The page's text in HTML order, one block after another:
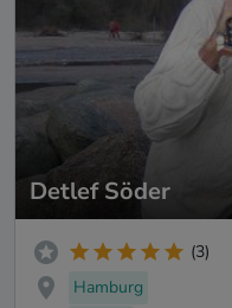
Detlef Söder
(3)
Hamburg